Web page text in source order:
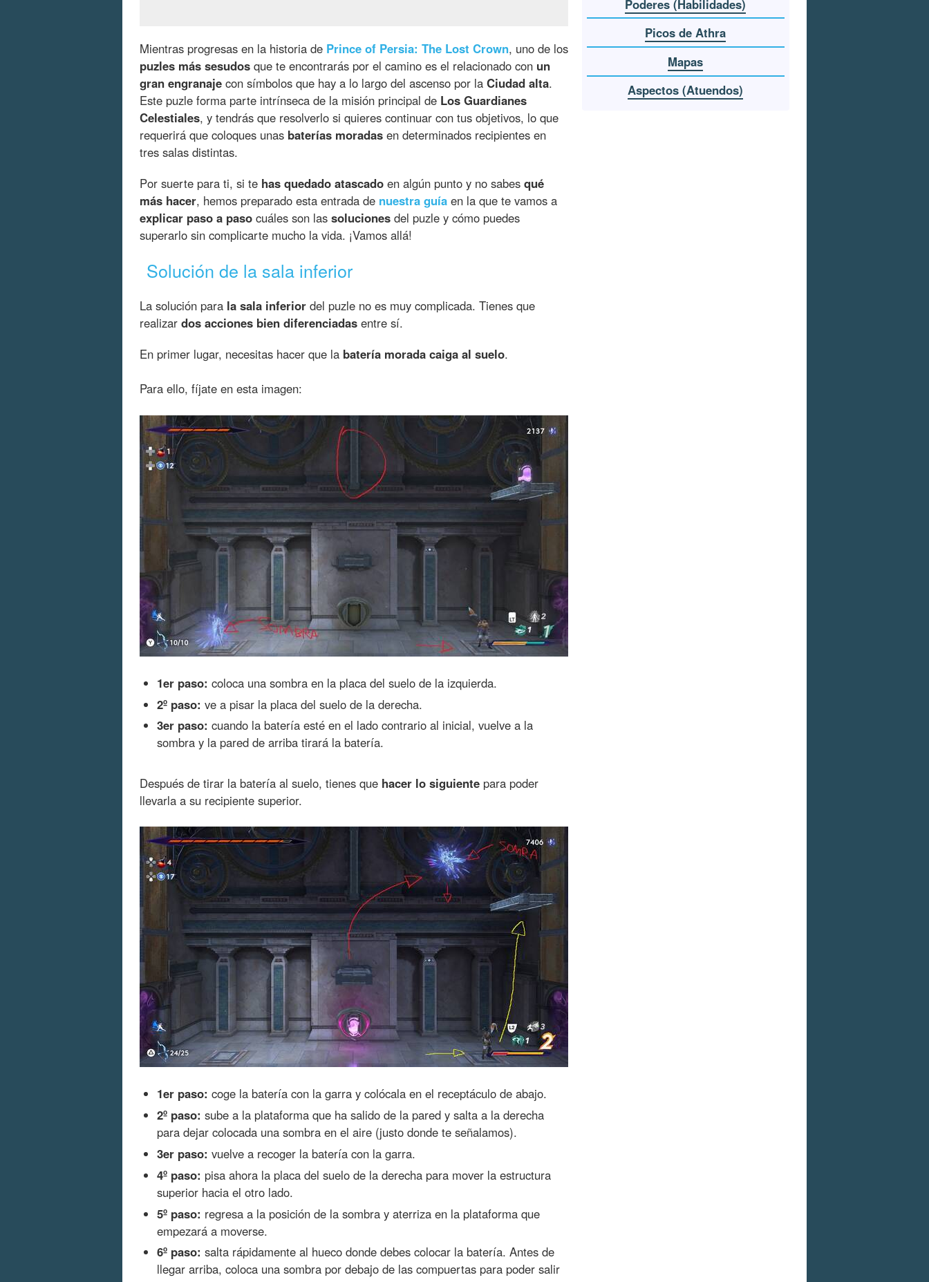
Mientras progresas en la historia de Prince of Persia: The Lost Crown, uno de los
puzles más sesudos que te encontrarás por el camino es el relacionado con un
gran engranaje con símbolos que hay a lo largo del ascenso por la Ciudad alta.
Este puzle forma parte intrínseca de la misión principal de Los Guardianes
Celestiales, y tendrás que resolverlo si quieres continuar con tus objetivos, lo que
requerirá que coloques unas baterías moradas en determinados recipientes en
tres salas distintas.
Por suerte para ti, si te has quedado atascado en algún punto y no sabes qué
más hacer, hemos preparado esta entrada de nuestra guía en la que te vamos a
explicar paso a paso cuáles son las soluciones del puzle y cómo puedes
superarlo sin complicarte mucho la vida. ¡Vamos allá!
Solución de la sala inferior
La solución para la sala inferior del puzle no es muy complicada. Tienes que
realizar dos acciones bien diferenciadas entre sí.
En primer lugar, necesitas hacer que la batería morada caiga al suelo.
Para ello, fíjate en esta imagen:
1er paso: coloca una sombra en la placa del suelo de la izquierda.
2º paso: ve a pisar la placa del suelo de la derecha.
3er paso: cuando la batería esté en el lado contrario al inicial, vuelve a la
sombra y la pared de arriba tirará la batería.
Después de tirar la batería al suelo, tienes que hacer lo siguiente para poder
llevarla a su recipiente superior.
1er paso: coge la batería con la garra y colócala en el receptáculo de abajo.
2º paso: sube a la plataforma que ha salido de la pared y salta a la derecha
para dejar colocada una sombra en el aire (justo donde te señalamos).
3er paso: vuelve a recoger la batería con la garra.
4º paso: pisa ahora la placa del suelo de la derecha para mover la estructura
superior hacia el otro lado.
5º paso: regresa a la posición de la sombra y aterriza en la plataforma que
empezará a moverse.
6º paso: salta rápidamente al hueco donde debes colocar la batería. Antes de
llegar arriba, coloca una sombra por debajo de las compuertas para poder salir
Poderes (Habilidades)
Picos de Athra
Mapas
Aspectos (Atuendos)